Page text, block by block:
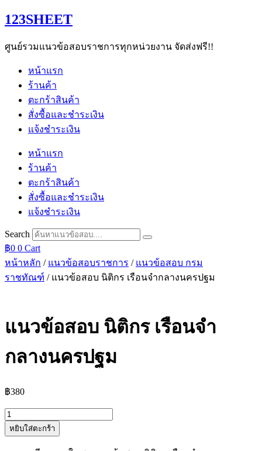
Skip
to
123SHEET
ศูนย์รวมแนวข้อสอบราชการทุกหน่วยงาน จัดส่งฟรี!!
หน้าแรก
ร้านค้า
ตะกร้าสินค้า
สั่งซื้อและชำระเงิน
แจ้งชำระเงิน
หน้าแรก
ร้านค้า
ตะกร้าสินค้า
สั่งซื้อและชำระเงิน
แจ้งชำระเงิน
Search
฿0 0 Cart
หน้าหลัก / แนวข้อสอบราชการ / แนวข้อสอบ กรม
ราชทัณฑ์ / แนวข้อสอบ นิติกร เรือนจำกลางนครปฐม
แนวข้อสอบ นิติกร เรือนจำ
กลางนครปฐม
฿380
จำนวน
แนว
หยิบใส่ตะกร้า